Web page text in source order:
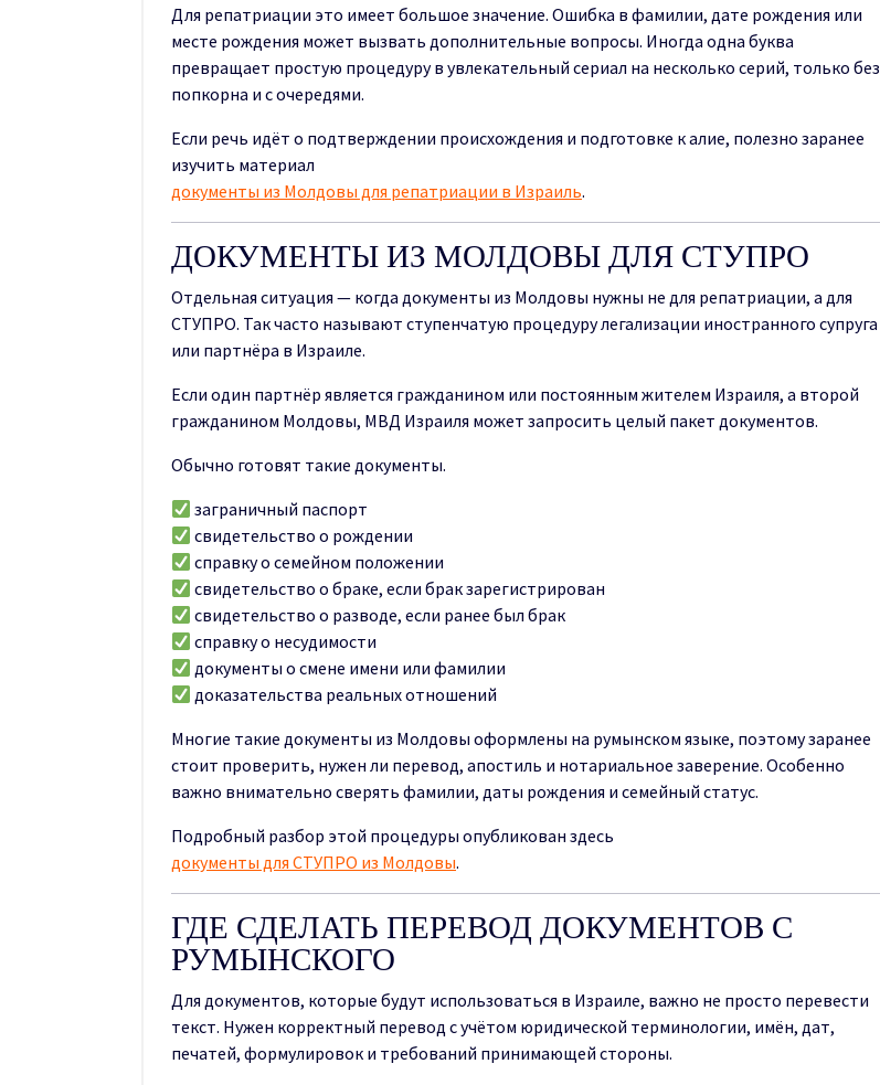
Для репатриации это имеет большое значение. Ошибка в фамилии, дате рождения или
месте рождения может вызвать дополнительные вопросы. Иногда одна буква
превращает простую процедуру в увлекательный сериал на несколько серий, только без
попкорна и с очередями.
Если речь идёт о подтверждении происхождения и подготовке к алие, полезно заранее
изучить материал
документы из Молдовы для репатриации в Израиль.
ДОКУМЕНТЫ ИЗ МОЛДОВЫ ДЛЯ СТУПРО
Отдельная ситуация — когда документы из Молдовы нужны не для репатриации, а для
СТУПРО. Так часто называют ступенчатую процедуру легализации иностранного супруга
или партнёра в Израиле.
Если один партнёр является гражданином или постоянным жителем Израиля, а второй
гражданином Молдовы, МВД Израиля может запросить целый пакет документов.
Обычно готовят такие документы.
заграничный паспорт
свидетельство о рождении
справку о семейном положении
свидетельство о браке, если брак зарегистрирован
свидетельство о разводе, если ранее был брак
справку о несудимости
документы о смене имени или фамилии
доказательства реальных отношений
Многие такие документы из Молдовы оформлены на румынском языке, поэтому заранее
стоит проверить, нужен ли перевод, апостиль и нотариальное заверение. Особенно
важно внимательно сверять фамилии, даты рождения и семейный статус.
Подробный разбор этой процедуры опубликован здесь
документы для СТУПРО из Молдовы.
ГДЕ СДЕЛАТЬ ПЕРЕВОД ДОКУМЕНТОВ С
РУМЫНСКОГО
Для документов, которые будут использоваться в Израиле, важно не просто перевести
текст. Нужен корректный перевод с учётом юридической терминологии, имён, дат,
печатей, формулировок и требований принимающей стороны.